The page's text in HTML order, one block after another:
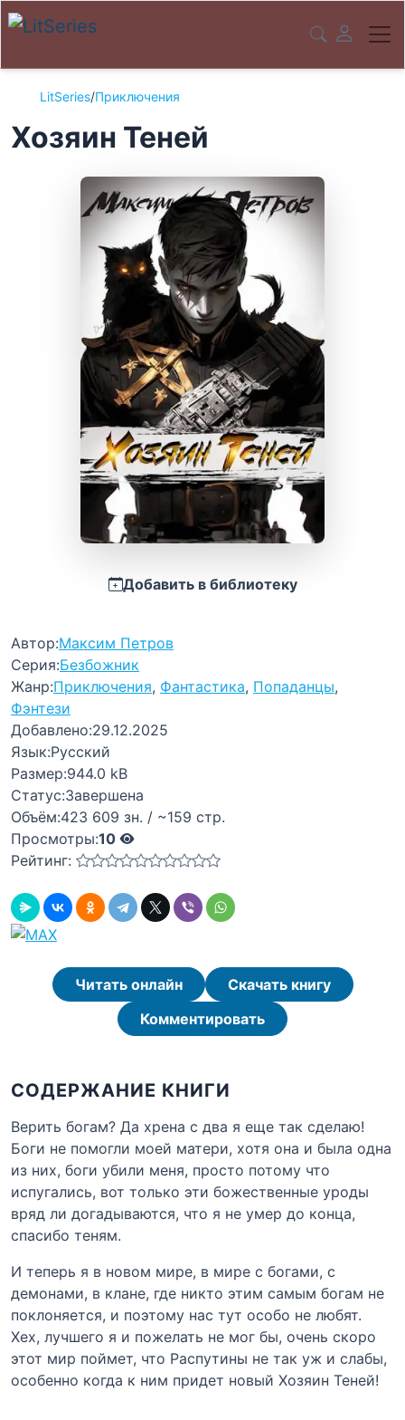
LitSeries/Приключения
Хозяин Теней
Добавить в библиотеку
Автор:Максим Петров
Серия:Безбожник
Жанр:Приключения, Фантастика, Попаданцы,
Фэнтези
Добавлено:29.12.2025
Язык:Русский
Размер:944.0 kB
Статус:Завершена
Объём:423 609 зн. / ~159 стр.
Просмотры:10
Рейтинг:
Читать онлайн
Скачать книгу
Комментировать
СОДЕРЖАНИЕ КНИГИ
Верить богам? Да хрена с два я еще так сделаю!
Боги не помогли моей матери, хотя она и была одна
из них, боги убили меня, просто потому что
испугались, вот только эти божественные уроды
вряд ли догадываются, что я не умер до конца,
спасибо теням.
И теперь я в новом мире, в мире с богами, с
демонами, в клане, где никто этим самым богам не
поклоняется, и поэтому нас тут особо не любят.
Хех, лучшего я и пожелать не мог бы, очень скоро
этот мир поймет, что Распутины не так уж и слабы,
особенно когда к ним придет новый Хозяин Теней!